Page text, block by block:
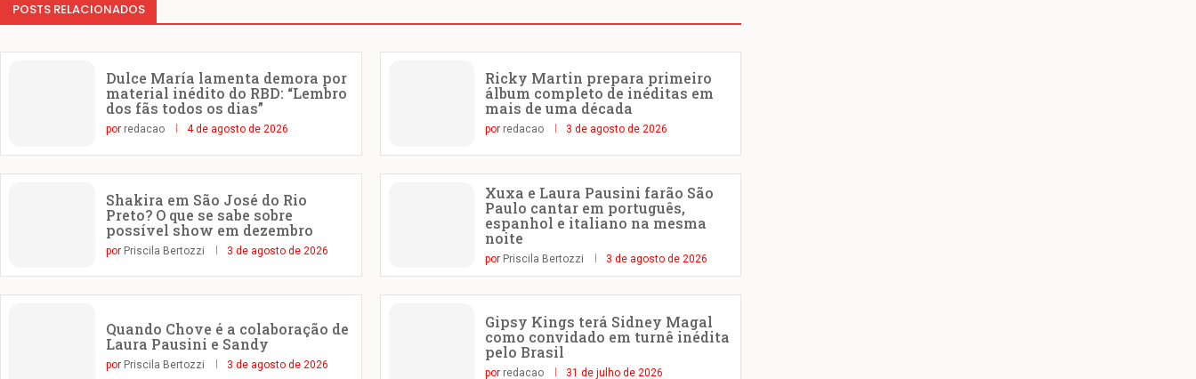
POSTS RELACIONADOS
Dulce María lamenta demora por
material inédito do RBD: “Lembro
dos fãs todos os dias”
por redacao 4 de agosto de 2026
Ricky Martin prepara primeiro
álbum completo de inéditas em
mais de uma década
por redacao 3 de agosto de 2026
Shakira em São José do Rio
Preto? O que se sabe sobre
possível show em dezembro
por Priscila Bertozzi 3 de agosto de 2026
Xuxa e Laura Pausini farão São
Paulo cantar em português,
espanhol e italiano na mesma
noite
por Priscila Bertozzi 3 de agosto de 2026
Quando Chove é a colaboração de
Laura Pausini e Sandy
por Priscila Bertozzi 3 de agosto de 2026
Gipsy Kings terá Sidney Magal
como convidado em turnê inédita
pelo Brasil
por redacao 31 de julho de 2026